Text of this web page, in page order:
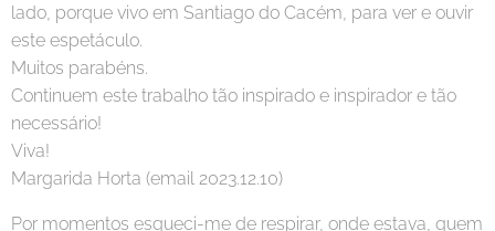
lado, porque vivo em Santiago do Cacém, para ver e ouvir
este espetáculo.
Muitos parabéns.
Continuem este trabalho tão inspirado e inspirador e tão
necessário!
Viva!
Margarida Horta (email 2023.12.10)
Por momentos esqueci-me de respirar, onde estava, quem